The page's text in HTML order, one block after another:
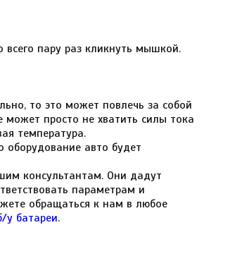
всего пару раз кликнуть мышкой.
то это может повлечь за собой
просто не хватить силы тока
температура.
авто будет
консультантам. Они дадут
параметрам и
обращаться к нам в любое
у батареи.